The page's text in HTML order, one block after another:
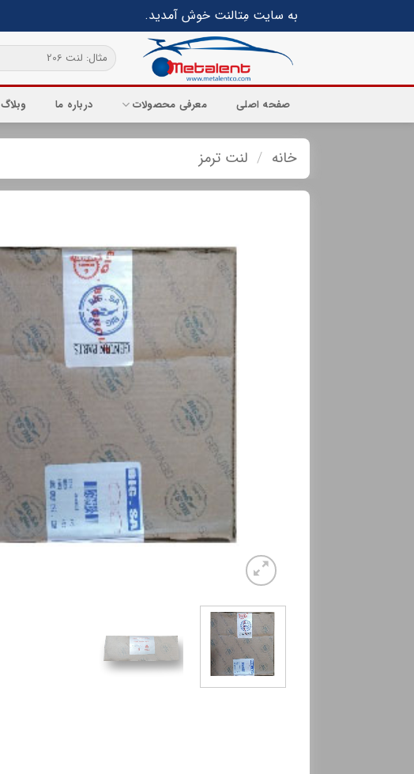
to
به سایت مِتالنت خوش آمدید.
جستجو
برای:
صفحه اصلی معرفی محصولات درباره ما وبلاگ
خانه / لنت ترمز